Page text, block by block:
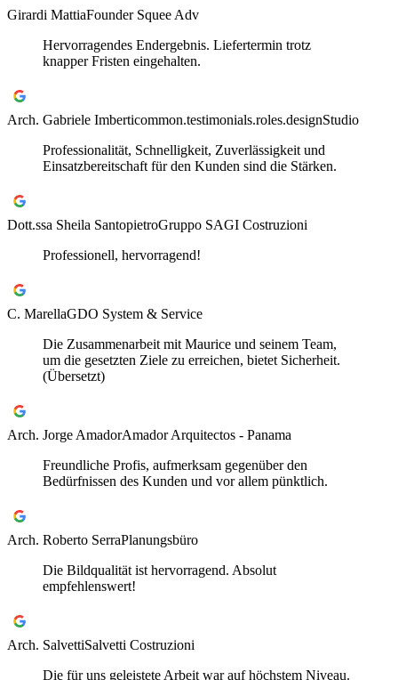
Girardi MattiaFounder Squee Adv
Hervorragendes Endergebnis. Liefertermin trotz
knapper Fristen eingehalten.
Arch. Gabriele Imberticommon.testimonials.roles.designStudio
Professionalität, Schnelligkeit, Zuverlässigkeit und
Einsatzbereitschaft für den Kunden sind die Stärken.
Dott.ssa Sheila SantopietroGruppo SAGI Costruzioni
Professionell, hervorragend!
C. MarellaGDO System & Service
Die Zusammenarbeit mit Maurice und seinem Team,
um die gesetzten Ziele zu erreichen, bietet Sicherheit.
(Übersetzt)
Arch. Jorge AmadorAmador Arquitectos - Panama
Freundliche Profis, aufmerksam gegenüber den
Bedürfnissen des Kunden und vor allem pünktlich.
Arch. Roberto SerraPlanungsbüro
Die Bildqualität ist hervorragend. Absolut
empfehlenswert!
Arch. SalvettiSalvetti Costruzioni
Die für uns geleistete Arbeit war auf höchstem Niveau.